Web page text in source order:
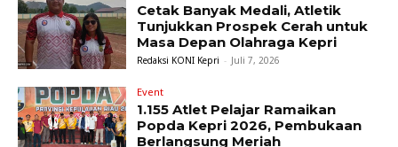
Cetak Banyak Medali, Atletik
Tunjukkan Prospek Cerah untuk
Masa Depan Olahraga Kepri
Redaksi KONI Kepri - Juli 7, 2026
Event
1.155 Atlet Pelajar Ramaikan
Popda Kepri 2026, Pembukaan
Berlangsung Meriah